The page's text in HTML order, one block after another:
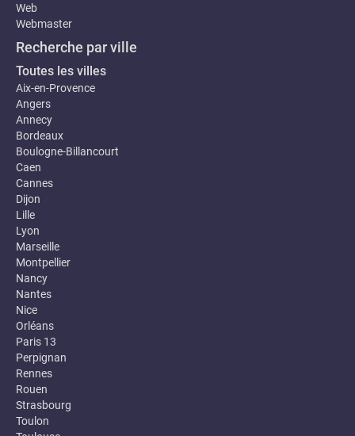
Web
Webmaster
Recherche par ville
Toutes les villes
Aix-en-Provence
Angers
Annecy
Bordeaux
Boulogne-Billancourt
Caen
Cannes
Dijon
Lille
Lyon
Marseille
Montpellier
Nancy
Nantes
Nice
Orléans
Paris 13
Perpignan
Rennes
Rouen
Strasbourg
Toulon